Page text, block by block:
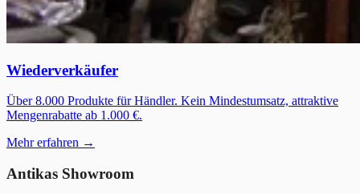
Wiederverkäufer
Über 8.000 Produkte für Händler. Kein Mindestumsatz, attraktive
Mengenrabatte ab 1.000 €.
Mehr erfahren →
Antikas Showroom